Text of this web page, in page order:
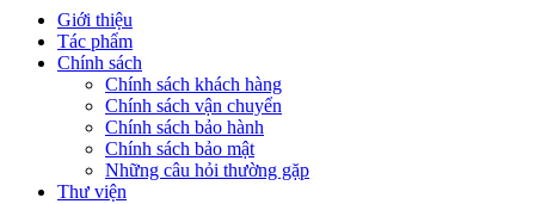
Giới thiệu
Tác phẩm
Chính sách
Chính sách khách hàng
Chính sách vận chuyển
Chính sách bảo hành
Chính sách bảo mật
Những câu hỏi thường gặp
Thư viện